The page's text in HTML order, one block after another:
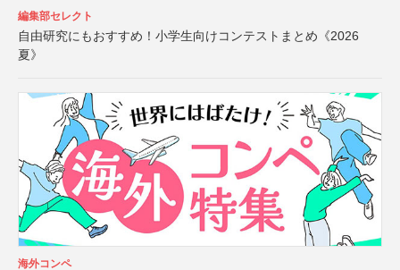
編集部セレクト
自由研究にもおすすめ！小学生向けコンテストまとめ《2026
夏》
海外コンペ